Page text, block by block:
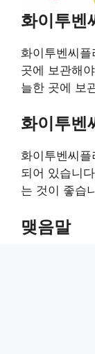
화이투벤
화이투벤씨
곳에 보관해
늘한 곳에 보
화이투벤
화이투벤씨
되어 있습니
는 것이 좋습
맺음말